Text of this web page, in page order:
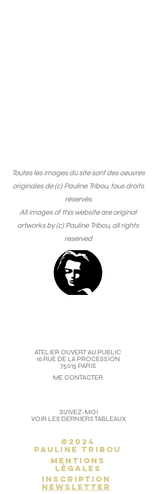
Toutes les images du site sont des oeuvres
originales de (c) Pauline Tribou, tous droits
réservés
All images of this website are original
artworks by (c) Pauline Tribou, all rights
reserved
ATELIER OUVERT AU PUBLIC
16 RUE DE LA PROCESSION
75015 PARIS
ME CONTACTER
SUIVEZ-MOI
VOIR LES DERNIERS TABLEAUX
©2024
Pauline Tribou
Mentions
légales
inscription
newsletter